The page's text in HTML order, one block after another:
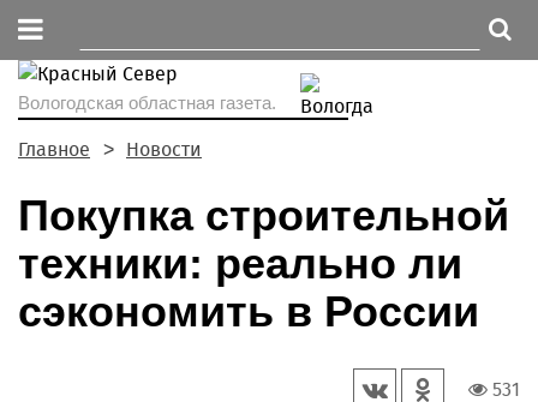
Вологодская областная газета.
Главное Новости
Покупка строительной
техники: реально ли
сэкономить в России
531